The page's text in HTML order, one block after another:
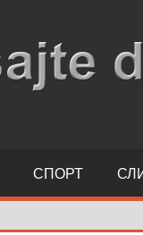
СПОРТ